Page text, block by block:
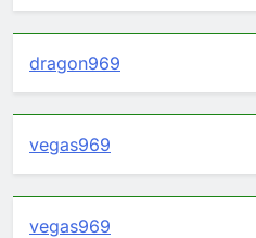
dragon969
vegas969
vegas969